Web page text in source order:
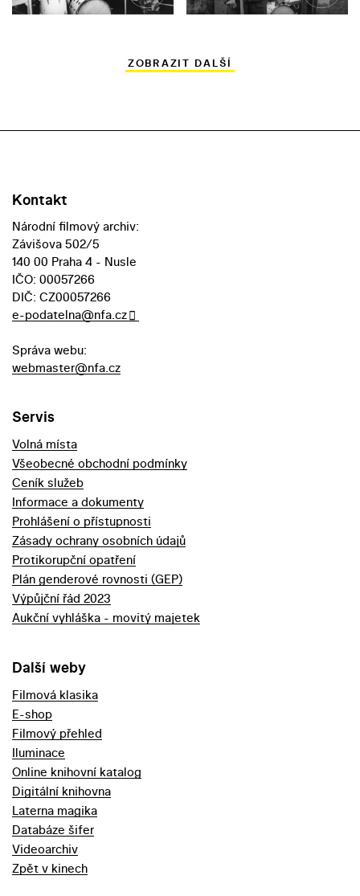
ZOBRAZIT DALŠÍ
Kontakt
Národní filmový archiv:
Závišova 502/5
140 00 Praha 4 - Nusle
IČO: 00057266
DIČ: CZ00057266
e-podatelna@nfa.cz
Správa webu:
webmaster@nfa.cz
Servis
Volná místa
Všeobecné obchodní podmínky
Ceník služeb
Informace a dokumenty
Prohlášení o přístupnosti
Zásady ochrany osobních údajů
Protikorupční opatření
Plán genderové rovnosti (GEP)
Výpůjční řád 2023
Aukční vyhláška - movitý majetek
Další weby
Filmová klasika
E-shop
Filmový přehled
Iluminace
Online knihovní katalog
Digitální knihovna
Laterna magika
Databáze šifer
Videoarchiv
Zpět v kinech